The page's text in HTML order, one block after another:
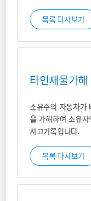
목록 다시보기
타인재물가해
소유주의 자동차가
을 가해하여 소유
사고기록입니다.
목록 다시보기